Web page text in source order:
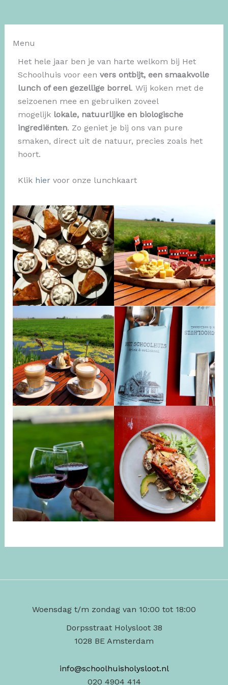
Menu
Het hele jaar ben je van harte welkom bij Het
Schoolhuis voor een vers ontbijt, een smaakvolle
lunch of een gezellige borrel. Wij koken met de
seizoenen mee en gebruiken zoveel
mogelijk lokale, natuurlijke en biologische
ingrediënten. Zo geniet je bij ons van pure
smaken, direct uit de natuur, precies zoals het
hoort.
Klik hiervoor onze lunchkaart
Woensdag t/m zondag van 10:00 tot 18:00
Dorpsstraat Holysloot 38
1028 BE Amsterdam
info@schoolhuisholysloot.nl
020 4904 414